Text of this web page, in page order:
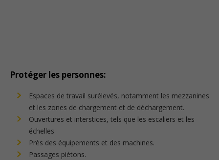
Protéger les personnes:
Espaces de travail surélevés, notamment les mezzanines
et les zones de chargement et de déchargement.
Ouvertures et interstices, tels que les escaliers et les
échelles
Près des équipements et des machines.
Passages piétons.